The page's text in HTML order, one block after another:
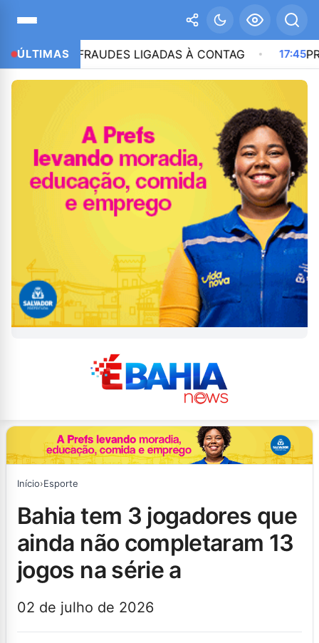
ÚLTIMAS
FRAUDES LIGADAS À CONTAG 17:45PRESIDENTE
Início›Esporte
bahia tem 3 jogadores que
ainda não completaram 13
jogos na série a
02 de julho de 2026